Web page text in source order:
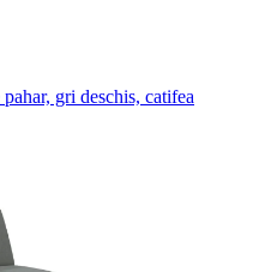
gri deschis, catifea